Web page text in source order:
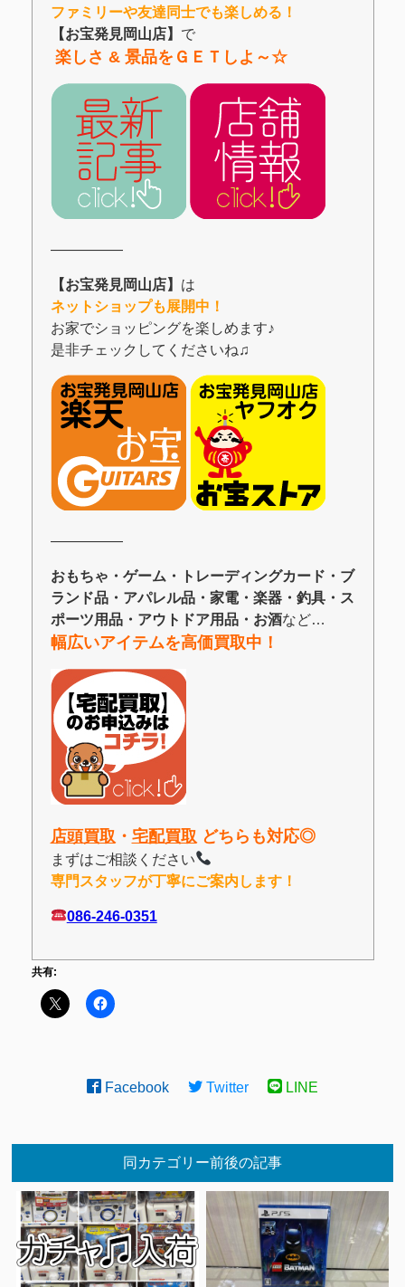
ファミリーや友達同士でも楽しめる！
【お宝発見岡山店】 で
楽しさ & 景品をＧＥＴしよ～☆
―――――
【お宝発見岡山店】 は
ネットショップも展開中！
お家でショッピングを楽しめます♪
是非チェックしてくださいね♫
―――――
おもちゃ・ゲーム・トレーディングカード・ブ
ランド品・アパレル品・家電・楽器・釣具・ス
ポーツ用品・アウトドア用品・お酒など…
幅広いアイテムを高価買取中！
店頭買取 ・ 宅配買取 どちらも対応◎
まずはご相談ください
専門スタッフが丁寧にご案内します！
086-246-0351
共有:
Facebook Twitter LINE
同カテゴリー前後の記事